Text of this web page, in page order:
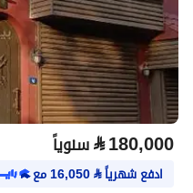
⃁180,000 سنوياً
ادفع شهرياً⃁
16,050مع